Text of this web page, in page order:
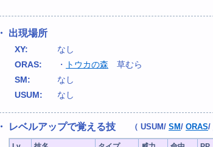
・ 出現場所
XY:
なし
ORAS:
・ トウカの森 草むら
SM:
なし
USUM:
なし
・ レベルアップで覚える技 （ USUM/ SM/ ORAS/